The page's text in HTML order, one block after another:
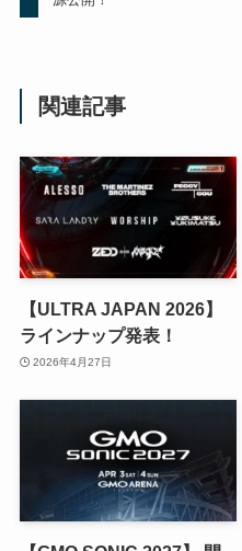
関連記事
【ULTRA JAPAN 2026】
ラインナップ発表！
2026年4月27日